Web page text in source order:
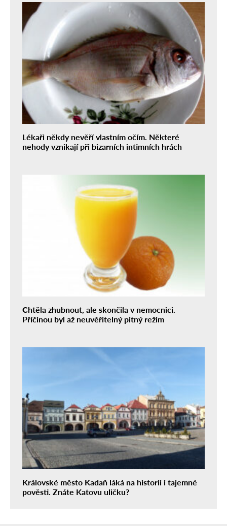
Lékaři někdy nevěří vlastním očím. Některé
nehody vznikají při bizarních intimních hrách
Chtěla zhubnout, ale skončila v nemocnici.
Příčinou byl až neuvěřitelný pitný režim
Královské město Kadaň láká na historii i tajemné
pověsti. Znáte Katovu uličku?